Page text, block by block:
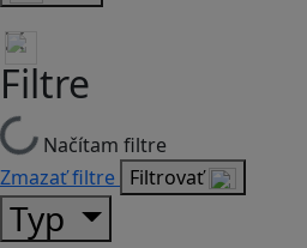
Filtre
Načítam filtre
Zmazať filtre Filtrovať
Typ